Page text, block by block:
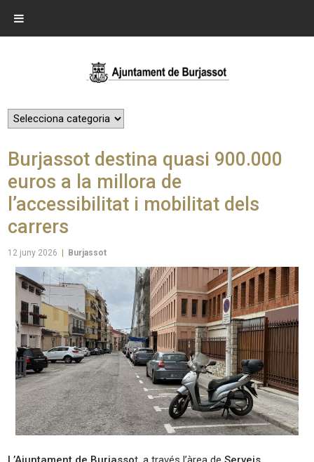
Burjassot destina quasi 900.000
euros a la millora de
l’accessibilitat i mobilitat dels
carrers
12 juny 2026 Burjassot